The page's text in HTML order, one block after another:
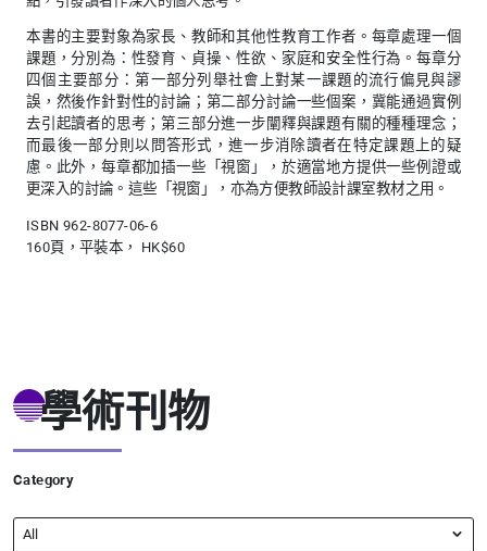
本書的主要對象為家長、教師和其他性教育工作者。每章處理一個
課題，分別為：性發育、貞操、性欲、家庭和安全性行為。每章分
四個主要部分：第一部分列舉社會上對某一課題的流行偏見與謬
誤，然後作針對性的討論；第二部分討論一些個案，冀能通過實例
去引起讀者的思考；第三部分進一步闡釋與課題有關的種種理念；
而最後一部分則以問答形式，進一步消除讀者在特定課題上的疑
慮。此外，每章都加插一些「視窗」，於適當地方提供一些例證或
更深入的討論。這些「視窗」，亦為方便教師設計課室教材之用。
ISBN 962-8077-06-6
160頁，平裝本， HK$60
學術刊物
Category
All